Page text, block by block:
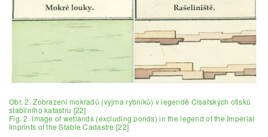
Obr. 2. Zobrazení mokřadů (vyjma rybníků) v legendě Císařských otisků
stabilního katastru [22]
Fig. 2. Image of wetlands (excluding ponds) in the legend of the Imperial
Imprints of the Stable Cadastre [22]